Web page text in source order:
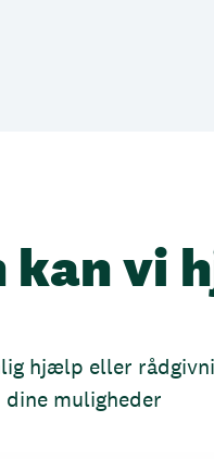
kan vi
hjælp eller
dine muligheder